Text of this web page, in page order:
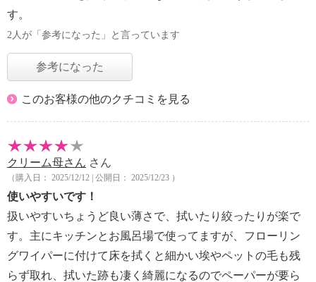
す。
2人が「参考になった」と言っています
参考になった
このお客様の他のクチコミを見る
クリーム母さん さん
（購入日： 2025/12/12 | 公開日： 2025/12/23 ）
使いやすいです！
扱いやすいちょうど良い薄さで、拭いたり絞ったりが楽で
す。主にキッチンとお風呂場で使ってますが、フローリン
グワイパーに付けて床を拭くと細かい埃やペットの毛も残
らず取れ、拭いた跡も凄く綺麗になるのでペーパーが要ら